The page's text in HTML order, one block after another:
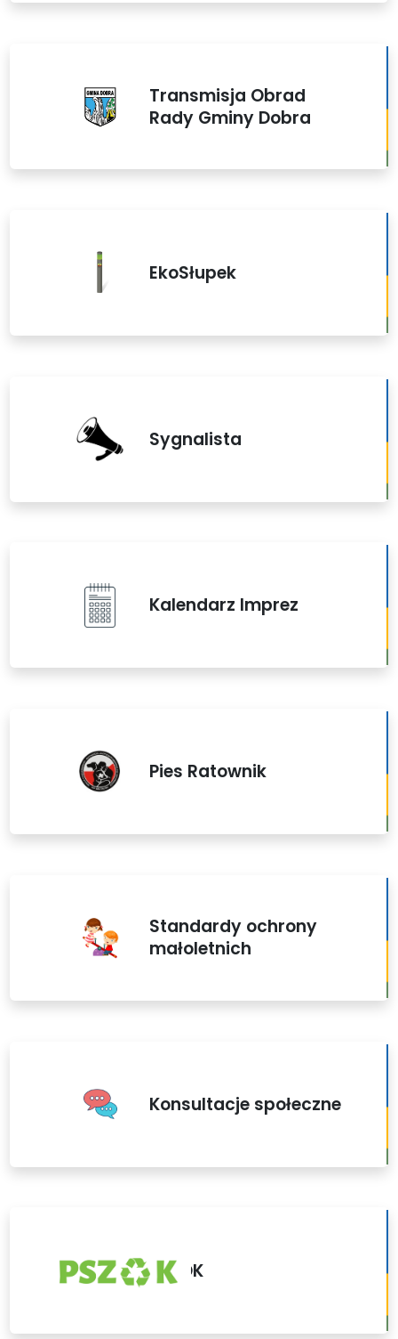
Transmisja Obrad
Rady Gminy Dobra
EkoSłupek
Sygnalista
Kalendarz Imprez
Pies Ratownik
Standardy ochrony
małoletnich
Konsultacje społeczne
PSZOK